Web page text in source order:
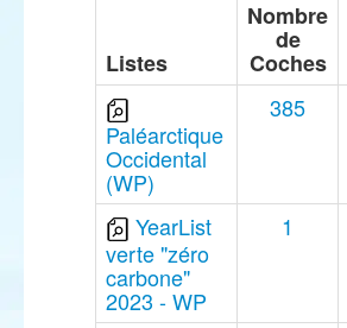
Listes
Nombre
de
Coches
Paléarctique
Occidental
(WP)
385
YearList
verte "zéro
carbone"
2023 - WP
1